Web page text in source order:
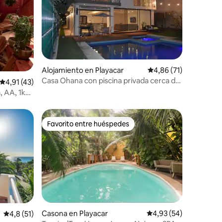
Calificación promedio: 4,91 de 5. 43 evaluaciones
4,91 (43)
AA, 1km
Alojamiento en Playacar Calificación
4,86 (71)
Casa Ohana con piscina privada cerca de
Calificación promedio: 4,8 de 5. 51 evaluaciones
4,8 (51)
Favorito entre huéspedes
Favorito entre huéspedes
Casona en Playacar Calificación
4,93 (54)